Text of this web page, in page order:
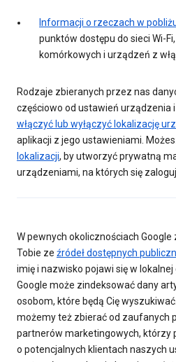
Informacji o rzeczach w
punktów dostępu do sieci Wi-
komórkowych i urządzeń z
Rodzaje zbieranych przez nas
częściowo od ustawień urządzenia
włączyć lub wyłączyć lokalizację
aplikacji z jego ustawieniami.
lokalizacji, by utworzyć prywatną
urządzeniami, na których się
W pewnych okolicznościach
Tobie ze źródeł dostępnych
imię i nazwisko pojawi się w
Google może zindeksować dany
osobom, które będą Cię
możemy też zbierać od zaufanych
partnerów marketingowych, którzy
o potencjalnych klientach naszych